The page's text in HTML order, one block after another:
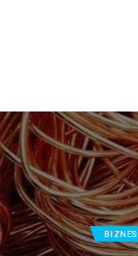
BIZNES